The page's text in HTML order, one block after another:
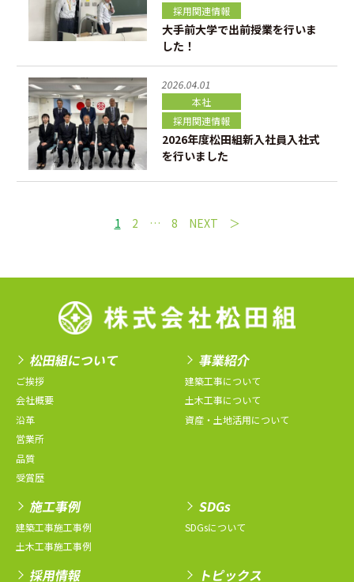
採用関連情報
大手前大学で出前授業を行いま
した！
2026.04.01
本社
採用関連情報
2026年度松田組新入社員入社式
を行いました
1 2 … 8 NEXT
松田組について
ご挨拶
会社概要
沿革
営業所
品質
受賞歴
事業紹介
建築工事について
土木工事について
資産・土地活用について
施工事例
建築工事施工事例
土木工事施工事例
SDGs
SDGsについて
採用情報 トピックス